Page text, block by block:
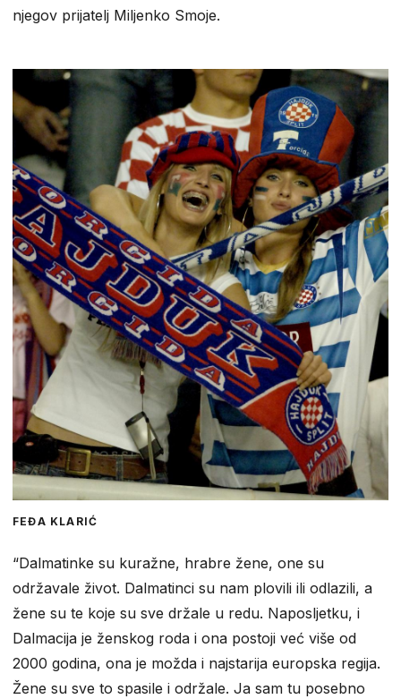
njegov prijatelj Miljenko Smoje.
FEĐA KLARIĆ
“Dalmatinke su kuražne, hrabre žene, one su
održavale život. Dalmatinci su nam plovili ili odlazili, a
žene su te koje su sve držale u redu. Naposljetku, i
Dalmacija je ženskog roda i ona postoji već više od
2000 godina, ona je možda i najstarija europska regija.
Žene su sve to spasile i održale. Ja sam tu posebno